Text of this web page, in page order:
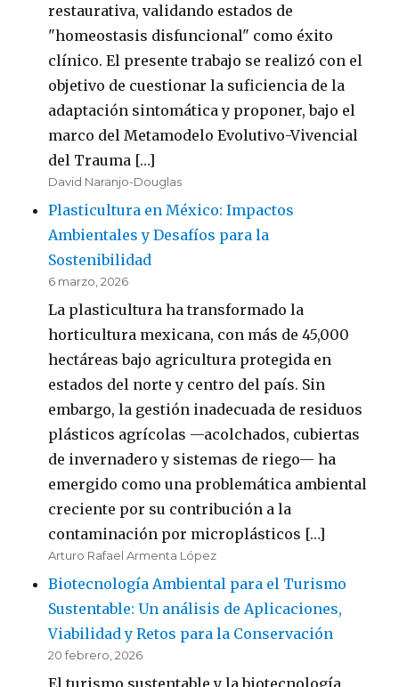
restaurativa, validando estados de
"homeostasis disfuncional" como éxito
clínico. El presente trabajo se realizó con el
objetivo de cuestionar la suficiencia de la
adaptación sintomática y proponer, bajo el
marco del Metamodelo Evolutivo-Vivencial
del Trauma […]
David Naranjo-Douglas
Plasticultura en México: Impactos
Ambientales y Desafíos para la
Sostenibilidad
6 marzo, 2026
La plasticultura ha transformado la
horticultura mexicana, con más de 45,000
hectáreas bajo agricultura protegida en
estados del norte y centro del país. Sin
embargo, la gestión inadecuada de residuos
plásticos agrícolas —acolchados, cubiertas
de invernadero y sistemas de riego— ha
emergido como una problemática ambiental
creciente por su contribución a la
contaminación por microplásticos […]
Arturo Rafael Armenta López
Biotecnología Ambiental para el Turismo
Sustentable: Un análisis de Aplicaciones,
Viabilidad y Retos para la Conservación
20 febrero, 2026
El turismo sustentable y la biotecnología